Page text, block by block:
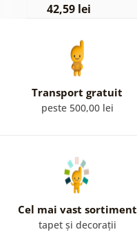
42,59 lei
Transport gratuit
peste 500,00 lei
Cel mai vast sortiment
tapet și decorații